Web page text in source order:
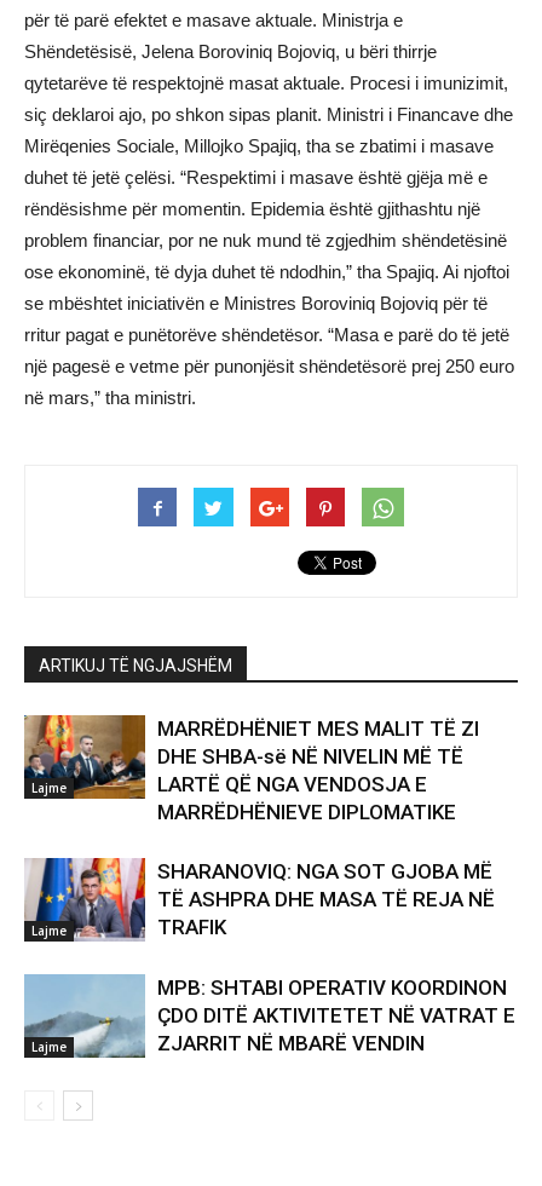
për të parë efektet e masave aktuale. Ministrja e
Shëndetësisë, Jelena Boroviniq Bojoviq, u bëri thirrje
qytetarëve të respektojnë masat aktuale. Procesi i imunizimit,
siç deklaroi ajo, po shkon sipas planit. Ministri i Financave dhe
Mirëqenies Sociale, Millojko Spajiq, tha se zbatimi i masave
duhet të jetë çelësi. “Respektimi i masave është gjëja më e
rëndësishme për momentin. Epidemia është gjithashtu një
problem financiar, por ne nuk mund të zgjedhim shëndetësinë
ose ekonominë, të dyja duhet të ndodhin,” tha Spajiq. Ai njoftoi
se mbështet iniciativën e Ministres Boroviniq Bojoviq për të
rritur pagat e punëtorëve shëndetësor. “Masa e parë do të jetë
një pagesë e vetme për punonjësit shëndetësorë prej 250 euro
në mars,” tha ministri.
ARTIKUJ TË NGJAJSHËM
Lajme
MARRËDHËNIET MES MALIT TË ZI
DHE SHBA-së NË NIVELIN MË TË
LARTË QË NGA VENDOSJA E
MARRËDHËNIEVE DIPLOMATIKE
Lajme
SHARANOVIQ: NGA SOT GJOBA MË
TË ASHPRA DHE MASA TË REJA NË
TRAFIK
Lajme
MPB: SHTABI OPERATIV KOORDINON
ÇDO DITË AKTIVITETET NË VATRAT E
ZJARRIT NË MBARË VENDIN